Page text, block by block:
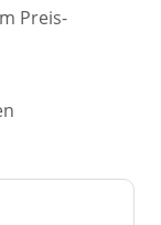
Preis-